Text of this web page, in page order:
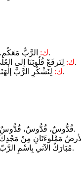
ك: الرَّبُّ مَعَكُم.
ومَعَ رُوحِكَ أَيضًا.
ك: لِنَرفَعْ قُلُوبَنَا إلى
إنَّهَا لَدَى الرَّبّ.
ك: لِنَشْكُرِ الرَّبَّ ذَلِكَ حَقٌّ وعَدْل.
قُدُّوسٌ، قُدُّوسٌ، قُدُّوسٌ، الرَّبُّ إلَهُ الصَباؤوت.
مُبَارَكٌ الآتي بِاسْمِ الرَّبّ، هُوشَعنا في الأعالي.